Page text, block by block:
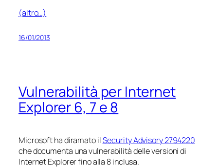
(altro…)
16/01/2013
Vulnerabilità per Internet
Explorer 6, 7 e 8
Microsoft ha diramato ilSecurity Advisory 2794220
che documenta una vulnerabilità delle versioni di
Internet Explorer fino alla 8 inclusa.